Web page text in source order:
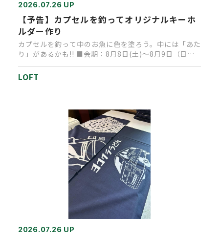
2026.07.26 UP
【予告】カプセルを釣ってオリジナルキーホ
ルダー作り
カプセルを釣って中のお魚に色を塗ろう。中には「あた
り」があるかも!! ■会期：8月8日(土)～8月9日（日）
■時間：1…
LOFT
2026.07.26 UP